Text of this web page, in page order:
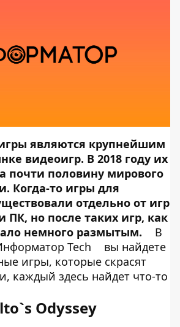
являются крупнейшим
видеоигр. В 2018 году их
почти половину мирового
Когда-то игры для
отдельно от игр
ПК, но после таких игр, как
немного размытым.
В
Tech
вы найдете
игры, которые скрасят
каждый здесь найдет что-то
Odyssey